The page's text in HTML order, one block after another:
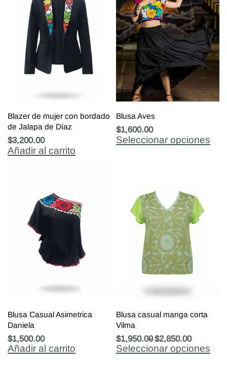
Blazer de mujer con bordado
de Jalapa de Díaz
$3,200.00
Añadir al carrito
Blusa Aves
$1,600.00
Seleccionar opciones
Blusa Casual Asimetrica
Daniela
$1,500.00
Añadir al carrito
Blusa casual manga corta
Vilma
$1,950.00$2,850.00
Seleccionar opciones